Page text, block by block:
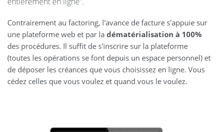
Contrairement au factoring, l'avance de facture s'appuie sur
une plateforme web et par la dématérialisation à 100%
des procédures. Il suffit de s'inscrire sur la plateforme
(toutes les opérations se font depuis un espace personnel) et
de déposer les créances que vous choisissez en ligne. Vous
cédez celles que vous voulez et quand vous le voulez.